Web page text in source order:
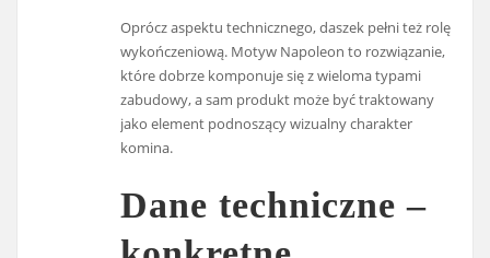
Oprócz aspektu technicznego, daszek pełni też rolę
wykończeniową. Motyw Napoleon to rozwiązanie,
które dobrze komponuje się z wieloma typami
zabudowy, a sam produkt może być traktowany
jako element podnoszący wizualny charakter
komina.
Dane techniczne –